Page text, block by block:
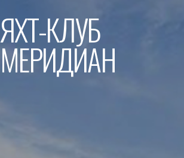
к
содержимому
ЯХТ-КЛУБ
МЕРИДИАН